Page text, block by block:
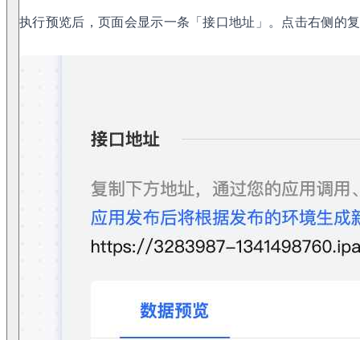
执行预览后，页面会显示一条「接口地址」。点击右侧的